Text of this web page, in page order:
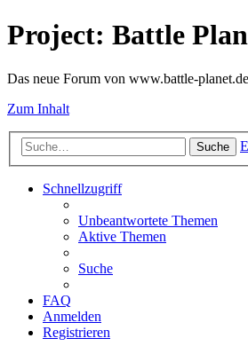
Project: Battle
Das neue Forum von www.battle-planet.de
Zum Inhalt
Suche
Schnellzugriff
Unbeantwortete Themen
Aktive Themen
Suche
FAQ
Anmelden
Registrieren